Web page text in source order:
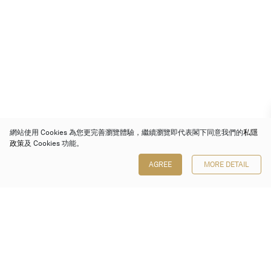
網站使用 Cookies 為您更完善瀏覽體驗，繼續瀏覽即代表閣下同意我們的私隱
政策及 Cookies 功能。
AGREE MORE DETAIL